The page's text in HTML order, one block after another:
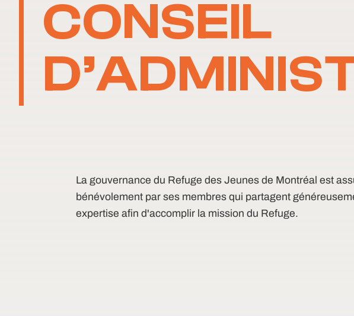
CONSEIL
La gouvernance du Refuge des Jeunes de Montréal est
bénévolement par ses membres qui partagent
expertise afin d'accomplir la mission du Refuge.